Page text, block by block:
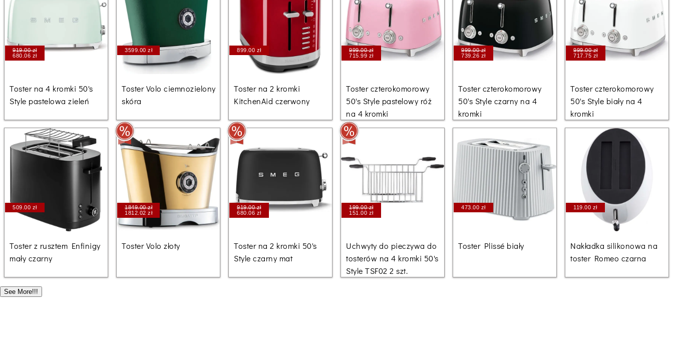
919.00 zł
680.06 zł
Toster na 4 kromki 50's
Style pastelowa zieleń
3599.00 zł
Toster Volo ciemnozielony
skóra
899.00 zł
Toster na 2 kromki
KitchenAid czerwony
999.00 zł
715.99 zł
Toster czterokomorowy
50's Style pastelowy róż
na 4 kromki
999.00 zł
739.26 zł
Toster czterokomorowy
50's Style czarny na 4
kromki
999.00 zł
717.75 zł
Toster czterokomorowy
50's Style biały na 4
kromki
509.00 zł
Toster z rusztem Enfinigy
mały czarny
1849.00 zł
1812.02 zł
Toster Volo złoty
919.00 zł
680.06 zł
Toster na 2 kromki 50's
Style czarny mat
199.00 zł
151.00 zł
Uchwyty do pieczywa do
tosterów na 4 kromki 50's
Style TSF02 2 szt.
473.00 zł
Toster Plissé biały
119.00 zł
Nakładka silikonowa na
toster Romeo czarna
See More!!!